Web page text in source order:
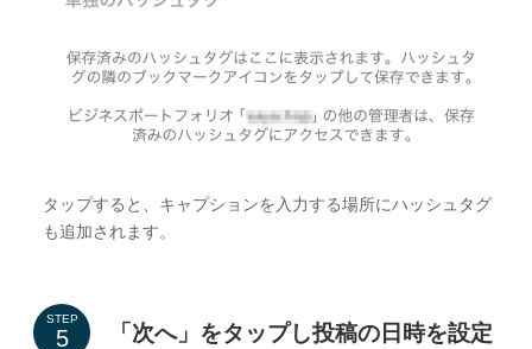
タップすると、キャプションを入力する場所にハッシュタグ
も追加されます。
STEP 「次へ」をタップし投稿の日時を設定